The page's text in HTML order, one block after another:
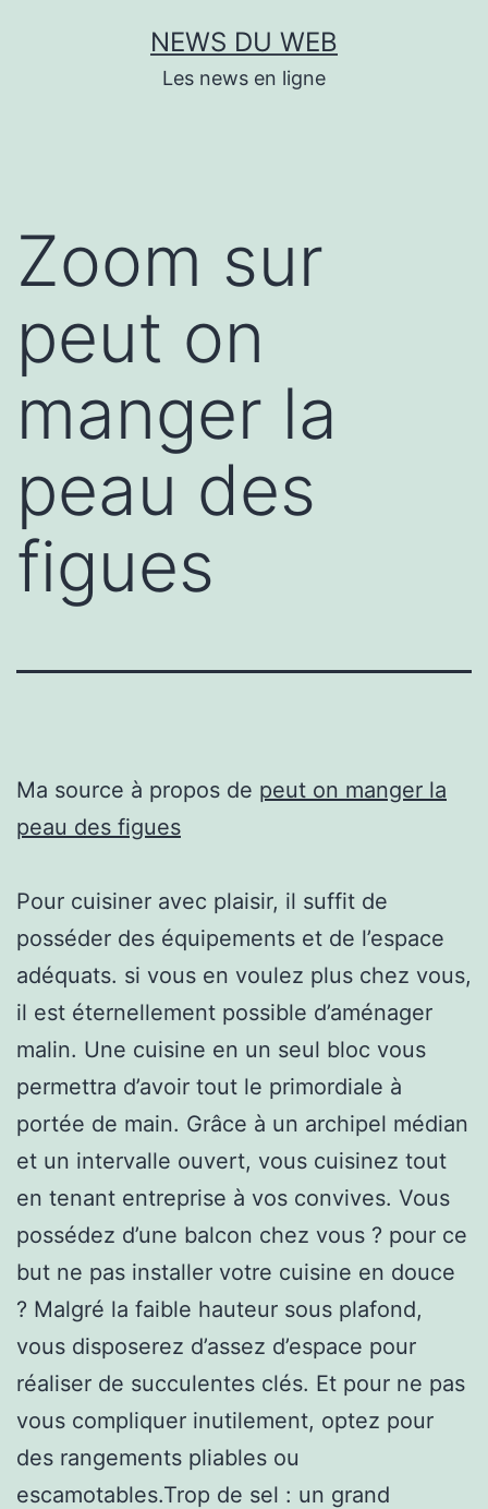
NEWS DU WEB
Les news en ligne
Zoom sur
peut on
manger la
peau des
figues
Ma source à propos de peut on manger la
peau des figues
Pour cuisiner avec plaisir, il suffit de
posséder des équipements et de l’espace
adéquats. si vous en voulez plus chez vous,
il est éternellement possible d’aménager
malin. Une cuisine en un seul bloc vous
permettra d’avoir tout le primordiale à
portée de main. Grâce à un archipel médian
et un intervalle ouvert, vous cuisinez tout
en tenant entreprise à vos convives. Vous
possédez d’une balcon chez vous ? pour ce
but ne pas installer votre cuisine en douce
? Malgré la faible hauteur sous plafond,
vous disposerez d’assez d’espace pour
réaliser de succulentes clés. Et pour ne pas
vous compliquer inutilement, optez pour
des rangements pliables ou
escamotables.Trop de sel : un grand